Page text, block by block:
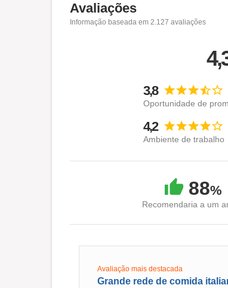
Avaliações
Informação baseada em 2.127 avaliações
3,8
Oportunidade de
4,2
Ambiente de trabalho
88%
Recomendaria a um
Avaliação mais destacada
Grande rede de comida